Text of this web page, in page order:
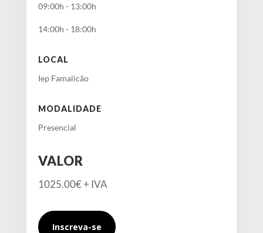
09:00h - 13:00h
14:00h - 18:00h
LOCAL
Iep Famalicão
MODALIDADE
Presencial
VALOR
1025.00€ + IVA
Inscreva-se